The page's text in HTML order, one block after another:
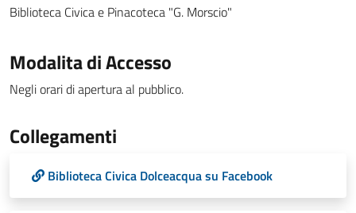
Biblioteca Civica e Pinacoteca "G. Morscio"
Modalita di Accesso
Negli orari di apertura al pubblico.
Collegamenti
Biblioteca Civica Dolceacqua su Facebook